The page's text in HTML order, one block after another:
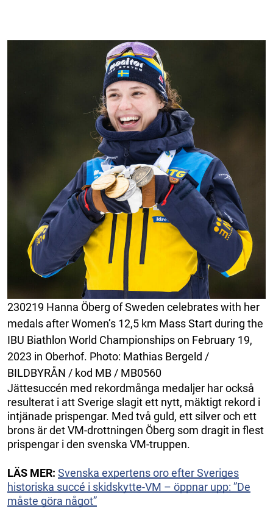
230219 Hanna Öberg of Sweden celebrates with her
medals after Women’s 12,5 km Mass Start during the
IBU Biathlon World Championships on February 19,
2023 in Oberhof. Photo: Mathias Bergeld /
BILDBYRÅN / kod MB / MB0560
Jättesuccén med rekordmånga medaljer har också
resulterat i att Sverige slagit ett nytt, mäktigt rekord i
intjänade prispengar. Med två guld, ett silver och ett
brons är det VM-drottningen Öberg som dragit in flest
prispengar i den svenska VM-truppen.
LÄS MER: Svenska expertens oro efter Sveriges
historiska succé i skidskytte-VM – öppnar upp: ”De
måste göra något”